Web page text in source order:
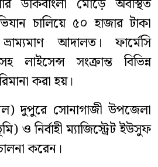
ডাকবাংলা মোড়ে অবস্থিত
চালিয়ে ৫০ হাজার টাকা
আদালত। ফার্মেসি
লাইসেন্স সংক্রান্ত বিভিন্ন
করা হয়।
দুপুরে সোনাগাজী উপজেলা
ও নির্বাহী ম্যাজিস্ট্রেট ইউসুফ
করেন।